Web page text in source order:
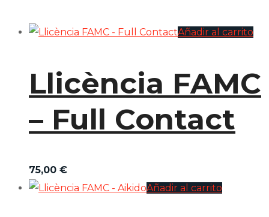
Añadir al carrito
Llicència FAMC
– Full Contact
75,00 €
Añadir al carrito